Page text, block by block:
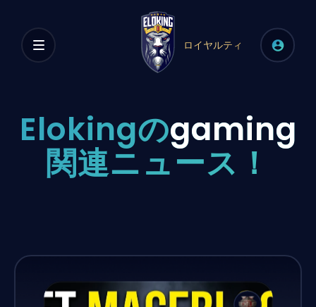
ロイヤルティ
Elokingのgaming
関連ニュース！